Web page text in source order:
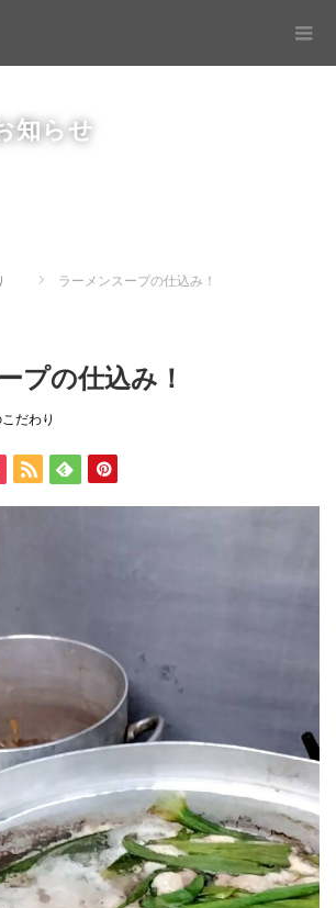
知らせ
ラーメンスープの仕込み！
プの仕込み！
だわり